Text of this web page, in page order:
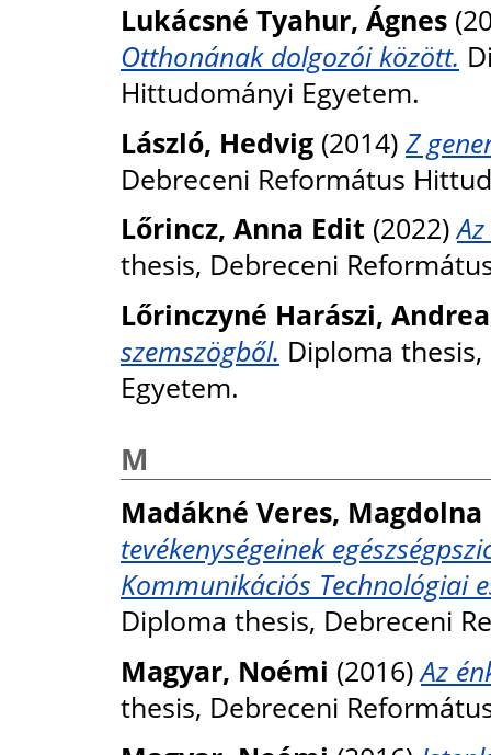
Lukácsné Tyahur, Ágnes
Otthonának dolgozói között.
Hittudományi Egyetem.
László, Hedvig (2014)Z
Debreceni Református
Lőrincz, Anna Edit (2022)
thesis, Debreceni
Lőrinczyné Harászi, Andrea
szemszögből. Diploma
Egyetem.
M
Madákné Veres, Magdolna
tevékenységeinek
Kommunikációs Technológiai
Diploma thesis, Debreceni
Magyar, Noémi (2016)Az
thesis, Debreceni